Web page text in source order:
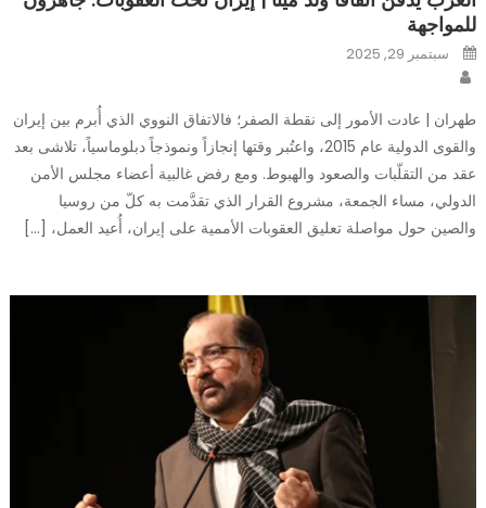
للمواجهة
Posted
onسبتمبر 29, 2025
طهران | عادت الأمور إلى نقطة الصفر؛ فالاتفاق النووي الذي أُبرم بين إيران
والقوى الدولية عام 2015، واعتُبر وقتها إنجازاً ونموذجاً دبلوماسياً، تلاشى بعد
عقد من التقلّبات والصعود والهبوط. ومع رفض غالبية أعضاء مجلس الأمن
الدولي، مساء الجمعة، مشروع القرار الذي تقدَّمت به كلّ من روسيا
والصين حول مواصلة تعليق العقوبات الأممية على إيران، أُعيد العمل، […]